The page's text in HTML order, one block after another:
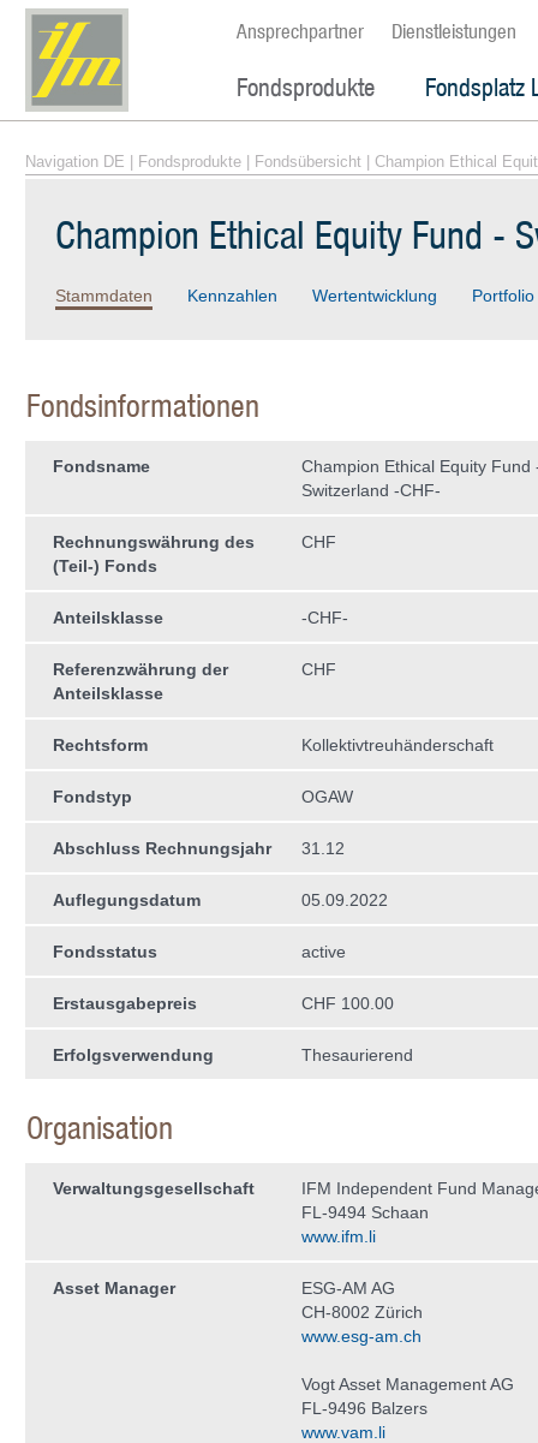
Ansprechpartner Dienstleistungen
Fondsprodukte Fondsplatz
Navigation DE Fondsprodukte Fondsübersicht | Champion Ethical
Champion Ethical Equity Fund -
Stammdaten Kennzahlen Wertentwicklung Portfolio
Fondsinformationen
Fondsname
Champion Ethical Equity Fund
Switzerland -CHF-
Rechnungswährung des
(Teil-) Fonds
CHF
Anteilsklasse -CHF-
Referenzwährung der
Anteilsklasse
CHF
Rechtsform Kollektivtreuhän­derschaft
Fondstyp OGAW
Abschluss Rechnungsjahr 31.12
Auflegungsdatum 05.09.2022
Fondsstatus active
Erstausgabepreis CHF 100.00
Erfolgsverwendung Thesaurierend
Organisation
Verwaltungs­gesellschaft
IFM Independent Fund
FL-9494 Schaan
www.ifm.li
Asset Manager
ESG-AM AG
CH-8002 Zürich
www.esg-am.ch
Vogt Asset Management AG
FL-9496 Balzers
www.vam.li